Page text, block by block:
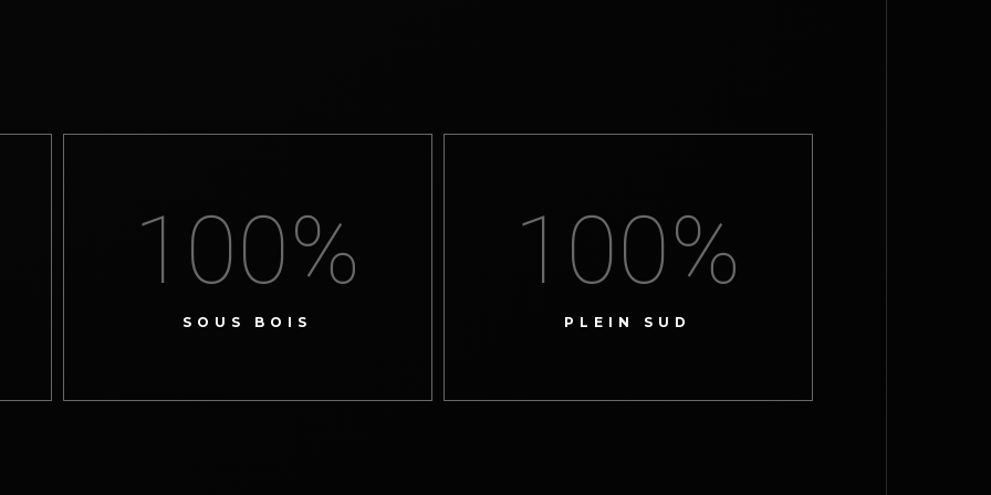
SOUS BOIS
100%
PLEIN SUD
100%